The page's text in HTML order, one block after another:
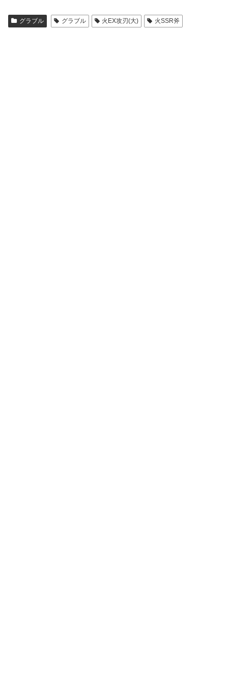
グラブル グラブル 火EX攻刃(大) 火SSR斧